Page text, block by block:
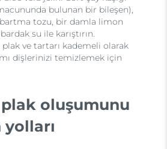
bulunan bir bileşen),
tozu, bir damla limon
su ile karıştırın.
plak ve tartarı kademeli olarak
dişlerinizi temizlemek için
plak oluşumunu